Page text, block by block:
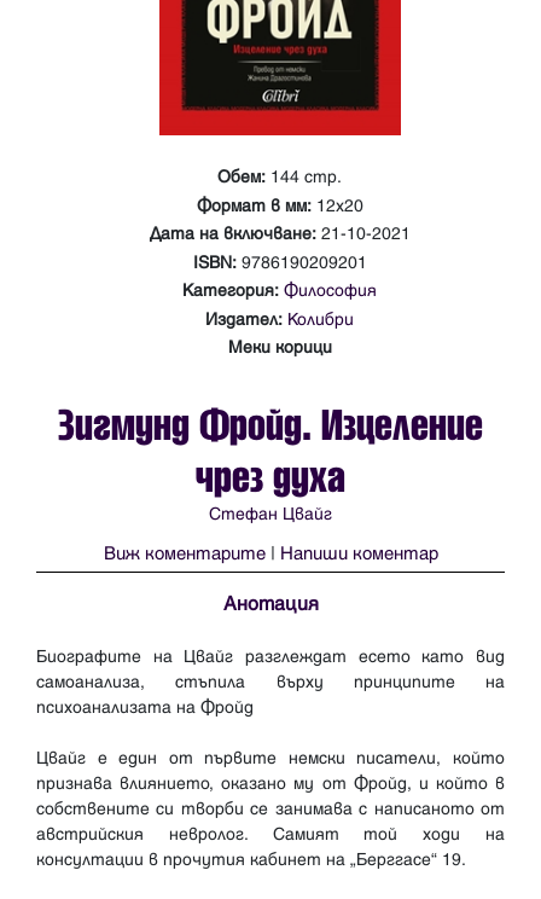
Обем: 144 стр.
Формат в мм: 12x20
Дата на включване: 21-10-2021
ISBN: 9786190209201
Категория: Философия
Издател: Колибри
Меки корици
Зигмунд Фройд. Изцеление
чрез духа
Стефан Цвайг
Виж коментарите | Напиши коментар
Анотация
Биографите на Цвайг разглеждат есето като вид
самоанализа, стъпила върху принципите на
психоанализата на Фройд
Цвайг е един от първите немски писатели, който
признава влиянието, оказано му от Фройд, и който в
собствените си творби се занимава с написаното от
австрийския невролог. Самият той ходи на
консултации в прочутия кабинет на „Берггасе“ 19.